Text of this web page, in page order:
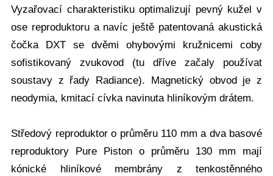
Vyzařovací charakteristiku optimalizují pevný kužel v
ose reproduktoru a navíc ještě patentovaná akustická
čočka DXT se dvěmi ohybovými kružnicemi coby
sofistikovaný zvukovod (tu dříve začaly používat
soustavy z řady Radiance). Magnetický obvod je z
neodymia, kmitací cívka navinuta hliníkovým drátem.
Středový reproduktor o průměru 110 mm a dva basové
reproduktory Pure Piston o průměru 130 mm mají
kónické hliníkové membrány z tenkostěnného